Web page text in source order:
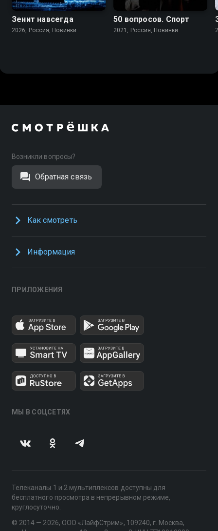
Зенит навсегда
2026, Россия, Новинки
50 вопросов. Спорт
2021, Россия, Новинки
Возникли вопросы?
Обратная связь
Как смотреть
Информация
ПРИЛОЖЕНИЯ
МЫ В СОЦСЕТЯХ
Телеканалы 1 и 2 мультиплексов доступны для
бесплатного просмотра в непрерывном режиме,
круглосуточно.
© 2014 — 2026, ООО «ЛайфСтрим», 109240, г. Москва,